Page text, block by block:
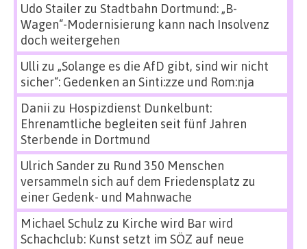
Udo Stailerzu Stadtbahn Dortmund: „B-
Wagen“-Modernisierung kann nach Insolvenz
doch weitergehen
Ulli zu „Solange es die AfD gibt, sind wir nicht
sicher“: Gedenken an Sinti:zze und Rom:nja
Danii zu Hospizdienst Dunkelbunt:
Ehrenamtliche begleiten seit fünf Jahren
Sterbende in Dortmund
Ulrich Sanderzu Rund 350 Menschen
versammeln sich auf dem Friedensplatz zu
einer Gedenk- und Mahnwache
Michael Schulz zu Kirche wird Bar wird
Schachclub: Kunst setzt im SÖZ auf neue